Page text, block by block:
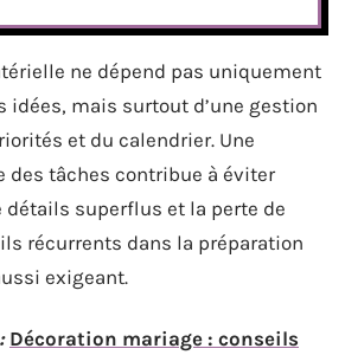
ne dépend pas uniquement
idées, mais surtout d’une gestion
et du calendrier. Une
des tâches contribue à éviter
détails superflus et la perte de
récurrents dans la préparation
exigeant.
Décoration mariage : conseils